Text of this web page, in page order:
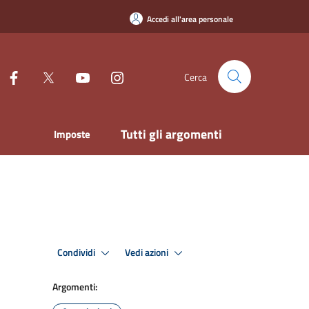
Accedi all'area personale
Cerca
Imposte Tutti gli argomenti
Condividi Vedi azioni
Argomenti: